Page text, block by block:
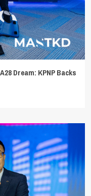
Dream: KPNP Backs